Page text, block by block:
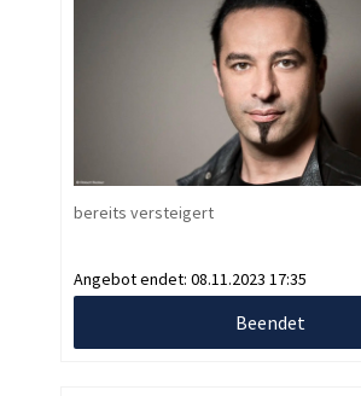
bereits versteigert
Angebot endet: 08.11.2023 17:35
Beendet